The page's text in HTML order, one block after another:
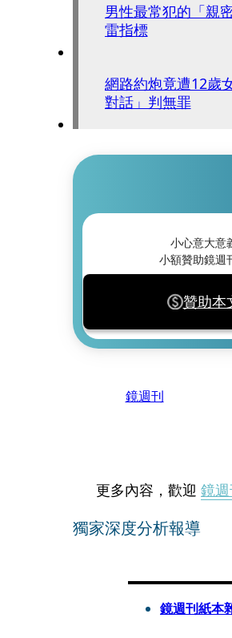
男性最常犯的「親
雷指標
網路約炮竟遭12歲
對話」判無罪
小心意大意
小額贊助鏡週
贊助本
鏡週刊
更多內容，歡迎 鏡
獨家深度分析報導
鏡週刊紙本